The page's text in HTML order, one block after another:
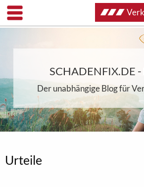
SCHADENFIX.DE -
Der unabhängige Blog für
Urteile